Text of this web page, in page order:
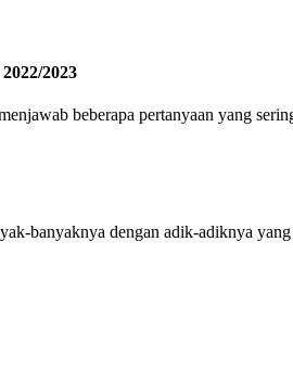
2023
beberapa pertanyaan yang
banyaknya dengan adik-adiknya